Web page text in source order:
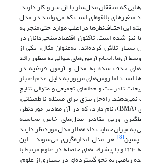
که محققان مدل‌ساز با آن سر و کار دارند،
متغیرهای بالقوه‌ای است که می‌توانند در مدل
این اختلاف‌نظرها در اغلب موارد حتی منجر به
نیز شده است. تاکنون اقتصادسنجی‌دانان در
تلاش کرده‌اند. به‌عنوان مثال، یکی از
آن‌ها، انجام آزمون‌های متوالی به منظور زائد
حذف شده به مدل و آزمون فرضیه در
اما روش‌های مزبور به دلیل عدم اعتبار
نادرست و خطاهای تجمیعی و متوالی نتایج
راه‌حل بیزی برای مسئله نااطمینانی،
متوسط‌گیری مدل بیزی (BMA)، نام دارد، که در آن مقادیر موردنظر،
وزنی مقادیر مدل‌های خاص محاسبه
میزان حمایت داده‌ها از مدل موردنظر دارند
پسین[8] هر مدل اندازه‌گیری می‌شوند. این
متدولوژی از اواسط دهه ۱۹۹۰ و با پیشرفت‌های حاصله در علوم مرتبط با
ریاضی به نحو گسترده‌ای در بسیاری از علوم،